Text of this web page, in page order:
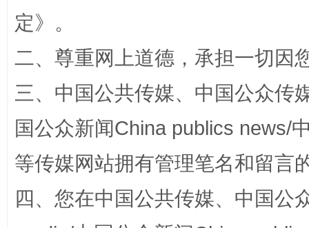
漫山遍野的桃花与雪山、麦地、白藏房 除
定》。
二、尊重网上道德，承担一切因
三、中国公共传媒、中国公众传
国公众新闻China publics news/
等传媒网站拥有管理笔名和留言
四、您在中国公共传媒、中国公